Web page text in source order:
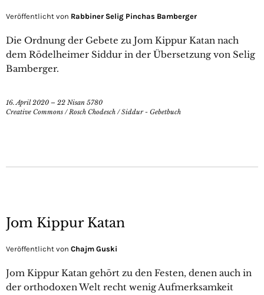
Veröffentlicht von Rabbiner Selig Pinchas Bamberger
Die Ordnung der Gebete zu Jom Kippur Katan nach
dem Rödelheimer Siddur in der Übersetzung von Selig
Bamberger.
16. April 2020 – 22 Nisan 5780
Creative Commons /Rosch Chodesch /Siddur - Gebetbuch
Jom Kippur Katan
Veröffentlicht von Chajm Guski
Jom Kippur Katan gehört zu den Festen, denen auch in
der orthodoxen Welt recht wenig Aufmerksamkeit